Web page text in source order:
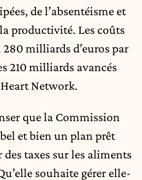
de l’absentéisme et
productivité. Les coûts
280 milliards d’euros par
210 milliards avancés
Network.
que la Commission
et bien un plan prêt
taxes sur les aliments
souhaite gérer elle-